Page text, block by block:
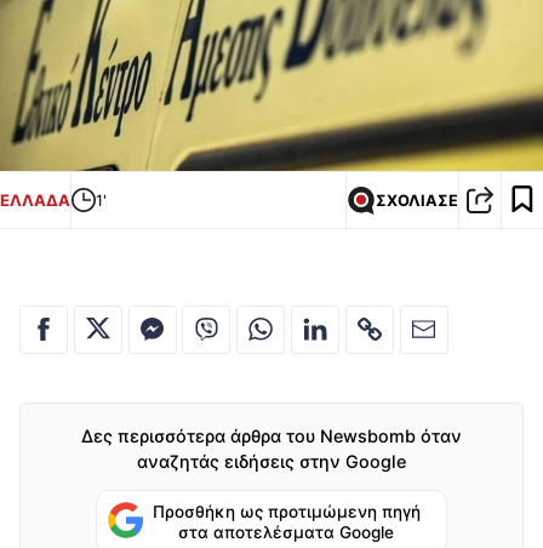
ΕΛΛΑΔΑ 1' ΣΧΟΛΙΑΣΕ
Δες περισσότερα άρθρα του Newsbomb όταν
αναζητάς ειδήσεις στην Google
Προσθήκη ως προτιμώμενη πηγή
στα αποτελέσματα Google